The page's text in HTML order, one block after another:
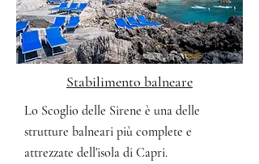
Stabilimento balneare
Lo Scoglio delle Sirene è una delle
strutture balneari più complete e
attrezzate dell'isola di Capri.